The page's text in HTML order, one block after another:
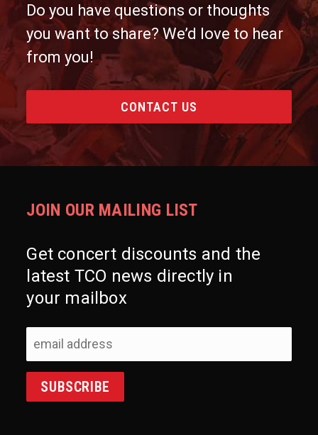
Do you have questions or thoughts
you want to share? We’d love to hear
from you!
CONTACT US
JOIN OUR MAILING LIST
Get concert discounts and the
latest TCO news directly in
your mailbox